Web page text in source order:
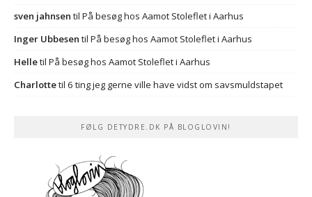
sven jahnsen til På besøg hos Aamot Stoleflet i Aarhus
Inger Ubbesen til På besøg hos Aamot Stoleflet i Aarhus
Helletil På besøg hos Aamot Stoleflet i Aarhus
Charlottetil 6 ting jeg gerne ville have vidst om savsmuldstapet
FØLG DETYDRE.DK PÅ BLOGLOVIN!